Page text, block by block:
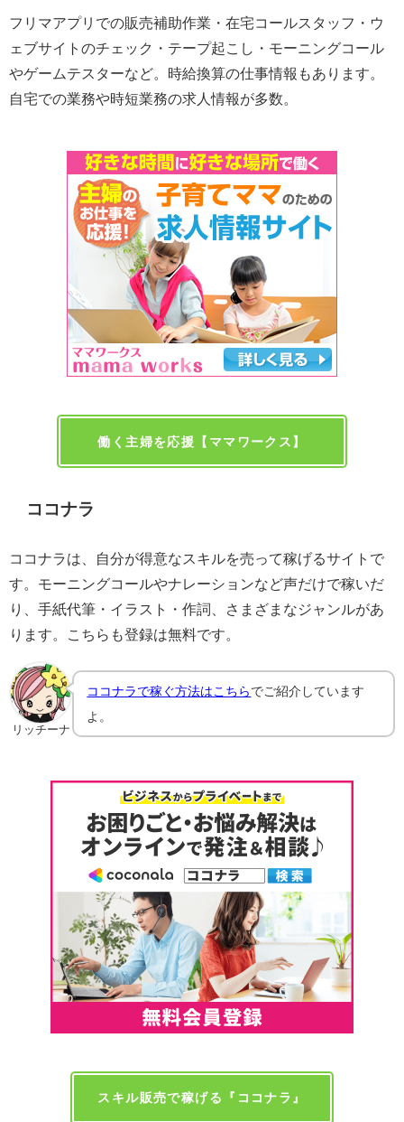
フリマアプリでの販売補助作業・在宅コールスタッフ・ウ
ェブサイトのチェック・テープ起こし・モーニングコール
やゲームテスターなど。時給換算の仕事情報もあります。
自宅での業務や時短業務の求人情報が多数。
働く主婦を応援【ママワークス】
ココナラ
ココナラは、自分が得意なスキルを売って稼げるサイトで
す。モーニングコールやナレーションなど声だけで稼いだ
り、手紙代筆・イラスト・作詞、さまざまなジャンルがあ
ります。こちらも登録は無料です。
リッチーナ
ココナラで稼ぐ方法はこちら でご紹介しています
よ。
スキル販売で稼げる『ココナラ』